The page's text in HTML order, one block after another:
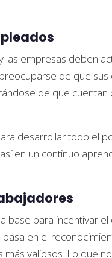
empresas deben
de que
de que
desarrollar todo el
en un continuo
base para incentivar
en el
valiosos. Lo que